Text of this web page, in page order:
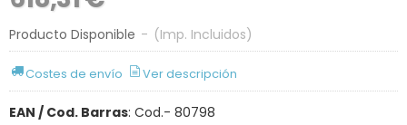
Producto Disponible - (Imp. Incluidos)
Costes de envío Ver descripción
EAN / Cod. Barras: Cod.- 80798